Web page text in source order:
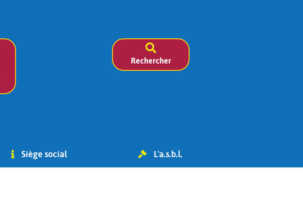
Rechercher
Siège social L'a.s.b.l.